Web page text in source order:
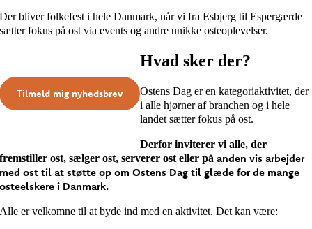
Der bliver folkefest i hele Danmark, når vi fra Esbjerg til Espergærde
sætter fokus på ost via events og andre unikke osteoplevelser.
Tilmeld mig nyhedsbrev
Hvad sker der?
Ostens Dag er en kategoriaktivitet, der
i alle hjørner af branchen og i hele
landet sætter fokus på ost.
Derfor inviterer vi alle, der
fremstiller ost, sælger ost, serverer ost eller påanden vis arbejder
med ost til at støtte op om Ostens Dag til glæde for de mange
osteelskere i Danmark.
Alle er velkomne til at byde ind med en aktivitet. Det kan være: